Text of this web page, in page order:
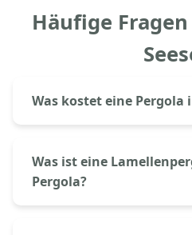
Häufige
Was kostet eine Pergola
Aluprem ab 6.500€ inkl.
Lamellenpergolen mit
ca. 9.000€. Der genaue
Was ist eine
Pergola?